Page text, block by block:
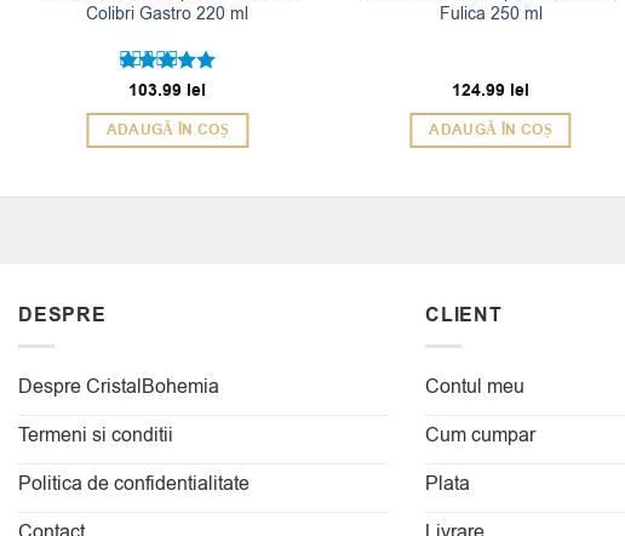
Colibri Gastro 220 ml
Evaluat la
5
103.99 lei
ADAUGĂ ÎN COȘ
Fulica 250 ml
124.99 lei
ADAUGĂ ÎN COȘ
DESPRE
Despre CristalBohemia
Termeni si conditii
Politica de confidentialitate
CLIENT
Contul meu
Cum cumpar
Plata